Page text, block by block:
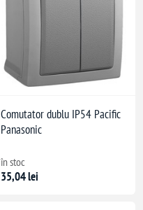
Comutator dublu IP54 Pacific
Panasonic
în stoc
35,04 lei